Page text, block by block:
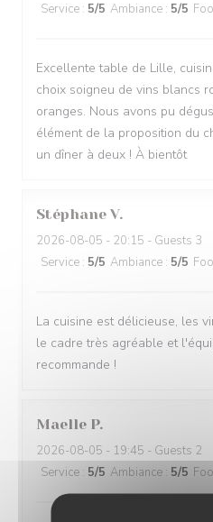
Service : 5/5 Ambiance : 5/5
Excellente table de Lille,
choix soigneu de vins blancs
oranges. Nous avons pu
élément de la proposition du
un dîner à deux ! À bientôt
Stéphane V
2026-08-05 - 20:15 - Guests 3
Service : 5/5 Ambiance : 5/5
La cuisine est délicieuse, les
le cadre très agréable et
recommande !
Maelle P
2026-08-05 - 19:45 - Guests 2
Service : 5/5 Ambiance : 5/5